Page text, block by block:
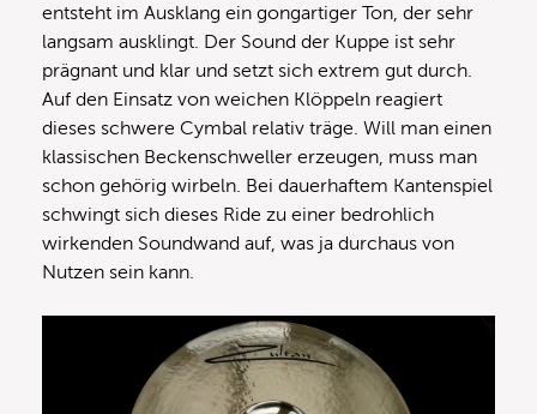
entsteht im Ausklang ein gongartiger Ton, der sehr
langsam ausklingt. Der Sound der Kuppe ist sehr
prägnant und klar und setzt sich extrem gut durch.
Auf den Einsatz von weichen Klöppeln reagiert
dieses schwere Cymbal relativ träge. Will man einen
klassischen Beckenschweller erzeugen, muss man
schon gehörig wirbeln. Bei dauerhaftem Kantenspiel
schwingt sich dieses Ride zu einer bedrohlich
wirkenden Soundwand auf, was ja durchaus von
Nutzen sein kann.